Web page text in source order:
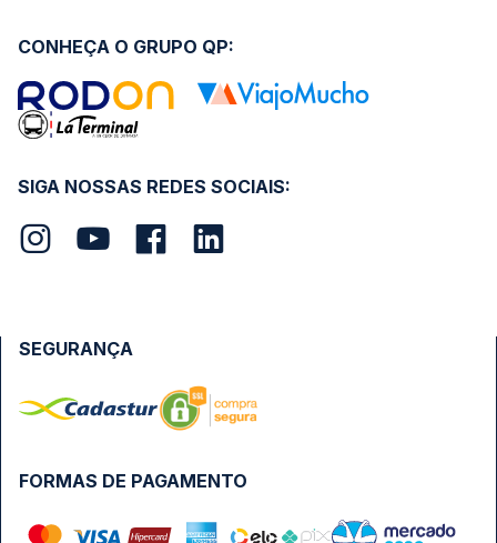
SIGA NOSSAS REDES SOCIAIS:
CONHEÇA O GRUPO QP:
FORMAS DE PAGAMENTO
SEGURANÇA